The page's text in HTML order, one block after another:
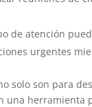
de atención
urgentes
solo son para
una herramienta